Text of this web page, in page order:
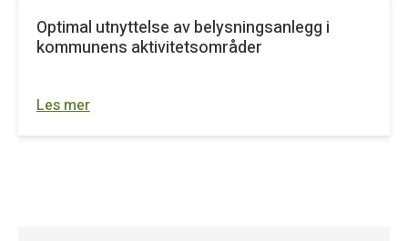
Optimal utnyttelse av belysningsanlegg i
kommunens aktivitetsområder
Les mer